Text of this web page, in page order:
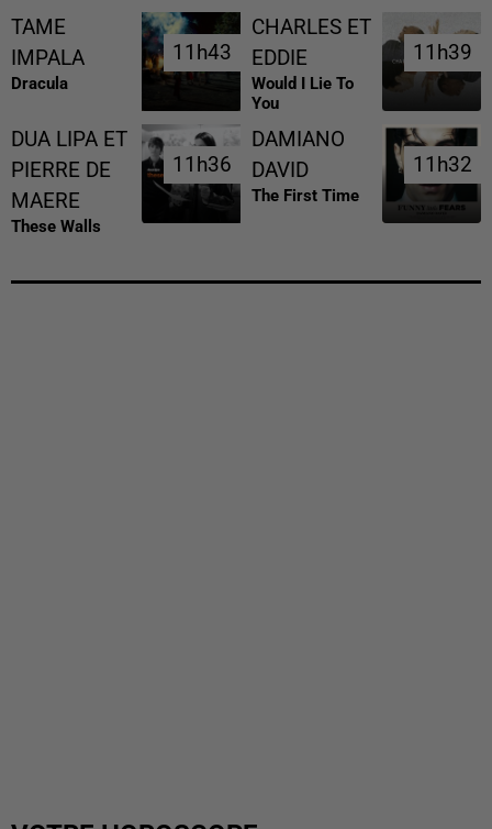
TAME
IMPALA
Dracula
11h43
11h43
CHARLES ET
EDDIE
Would I Lie To
You
11h39
11h39
DUA LIPA ET
PIERRE DE
MAERE
These Walls
11h36
11h36
DAMIANO
DAVID
The First Time
11h32
11h32